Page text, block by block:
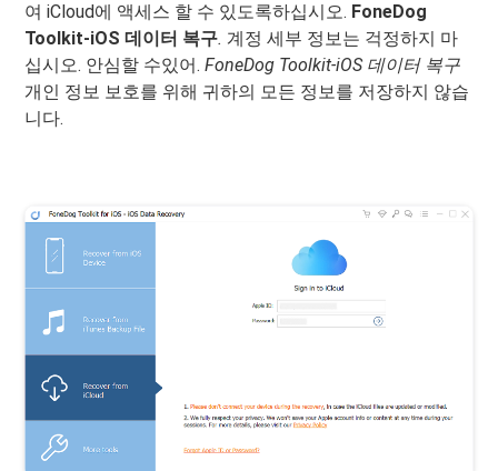
여 iCloud에 액세스 할 수 있도록하십시오. FoneDog
Toolkit-iOS 데이터 복구. 계정 세부 정보는 걱정하지 마
십시오. 안심할 수있어.FoneDog Toolkit-iOS 데이터 복구
개인 정보 보호를 위해 귀하의 모든 정보를 저장하지 않습
니다.